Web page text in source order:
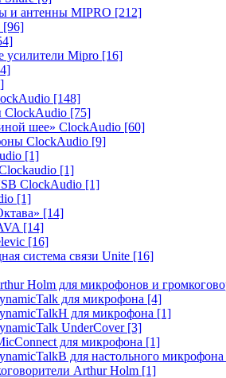
и антенны MIPRO [212]
[96]
усилители Mipro [16]
[148]
ClockAudio [75]
шее» ClockAudio [60]
ClockAudio [9]
[1]
[1]
ClockAudio [1]
[1]
[14]
[14]
[16]
система связи Unite [16]
Holm для микрофонов и
для микрофона [4]
для микрофона [1]
UnderCover [3]
для микрофона [1]
для настольного микрофона
Arthur Holm [1]